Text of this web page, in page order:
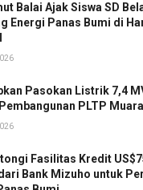
Balai Ajak Siswa SD
Energi Panas Bumi di
Pasokan Listrik 7,4
PLTP
Fasilitas Kredit
Bank Mizuho untuk